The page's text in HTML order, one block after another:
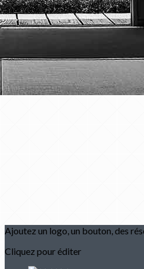
Académie
Martiaux
Ajoutez un logo, un bouton, des
Cliquez pour éditer